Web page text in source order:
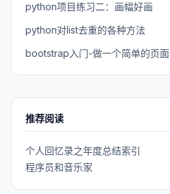
python项目练习二：画幅好画
python对list去重的各种方法
bootstrap入门-做一个简单的页面
推荐阅读
个人回忆录之年度总结索引
程序员和音乐家